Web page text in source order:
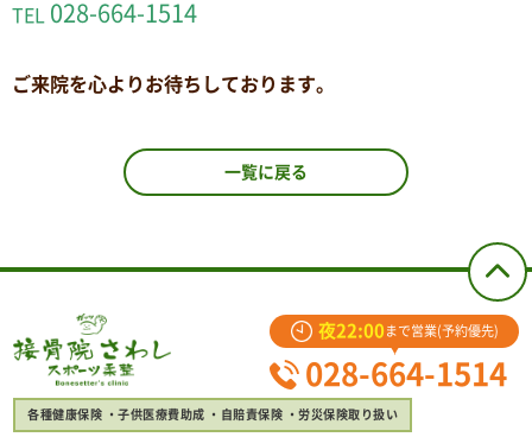
TEL 028-664-1514
ご来院を心よりお待ちしております。
一覧に戻る
夜22:00 まで営業(予約優先)
028-664-1514
各種健康保険 子供医療費助成 自賠責保険 労災保険取り扱い